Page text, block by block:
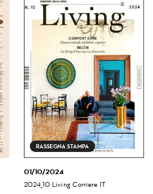
RASSEGNA STAMPA
01/10/2024
2024_10 Living Corriere IT